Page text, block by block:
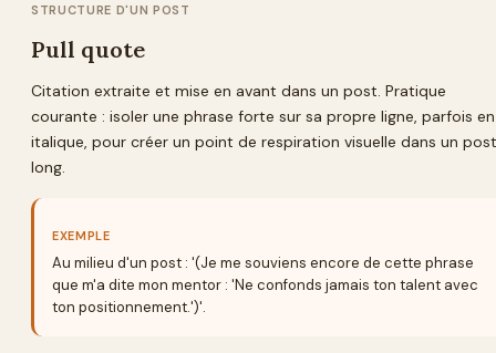
STRUCTURE D'UN POST
Pull quote
Citation extraite et mise en avant dans un post. Pratique
courante : isoler une phrase forte sur sa propre ligne, parfois en
italique, pour créer un point de respiration visuelle dans un post
long.
EXEMPLE
Au milieu d'un post : '(Je me souviens encore de cette phrase
que m'a dite mon mentor : 'Ne confonds jamais ton talent avec
ton positionnement.')'.